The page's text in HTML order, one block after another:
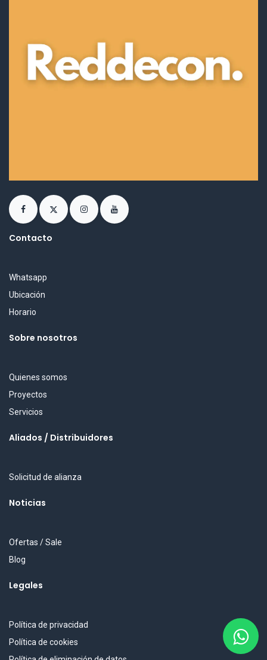
Contacto
Whatsapp
Ubicación
Horario
Sobre nosotros
Quienes somos
Proyectos
Servicios
Aliados / Distribuidores
Solicitud de alianza
Noticias
Ofertas / Sale
Blog
Legales
Política de privacidad
Política de cookies